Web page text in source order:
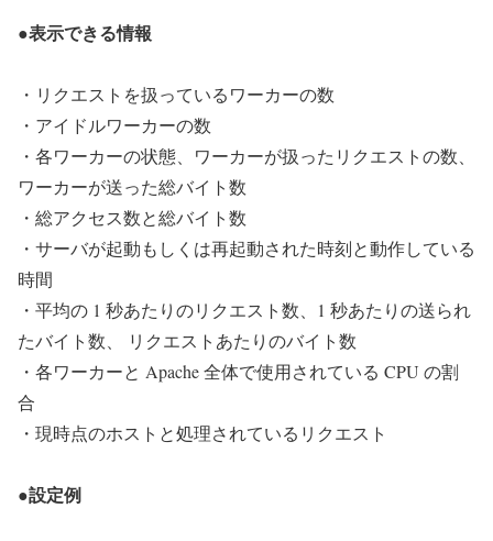
●表示できる情報
・リクエストを扱っているワーカーの数
・アイドルワーカーの数
・各ワーカーの状態、ワーカーが扱ったリクエストの数、
ワーカーが送った総バイト数
・総アクセス数と総バイト数
・サーバが起動もしくは再起動された時刻と動作している
時間
・平均の 1 秒あたりのリクエスト数、1 秒あたりの送られ
たバイト数、 リクエストあたりのバイト数
・各ワーカーと Apache 全体で使用されている CPU の割
合
・現時点のホストと処理されているリクエスト
●設定例